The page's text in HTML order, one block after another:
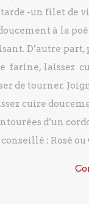
-un filet de
à la
D’autre
farine, laissez
de tourner.
cuire
d’un
: Rosé